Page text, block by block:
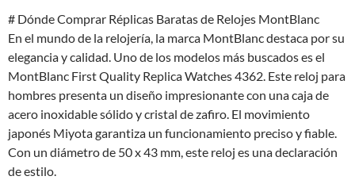
# Dónde Comprar Réplicas Baratas de Relojes MontBlanc
En el mundo de la relojería, la marca MontBlanc destaca por su
elegancia y calidad. Uno de los modelos más buscados es el
MontBlanc First Quality Replica Watches 4362. Este reloj para
hombres presenta un diseño impresionante con una caja de
acero inoxidable sólido y cristal de zafiro. El movimiento
japonés Miyota garantiza un funcionamiento preciso y fiable.
Con un diámetro de 50 x 43 mm, este reloj es una declaración
de estilo.